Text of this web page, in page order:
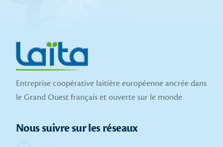
Entreprise coopérative laitière européenne ancrée dans
le Grand Ouest français et ouverte sur le monde.
Nous suivre sur les réseaux